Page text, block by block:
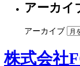
アーカイ
アーカイブ
株式会社